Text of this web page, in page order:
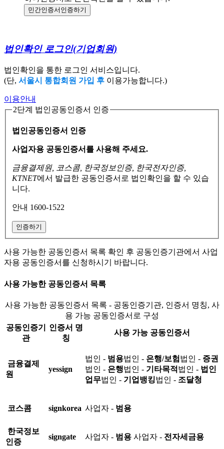
민간인증서 인증하기
법인확인 로그인(기업회원)
법인확인을 통한 로그인 서비스입니다.
(단, 서울시 통합회원 가입 후 이용가능합니다.)
이용안내
2단계 법인공동인증서 인증
법인공동인증서 인증
사업자용 공동인증서를 사용해 주세요.
금융결제원, 코스콤, 한국정보인증, 한국전자인증,
KTNET에서 발급한 공동인증서로 법인확인을 할 수 있습
니다.
안내 1600-1522
인증하기
사용 가능한 공동인증서 목록 확인 후 공동인증기관에서 사업
자용 공동인증서를 신청하시기 바랍니다.
사용 가능한 공동인증서 목록
사용 가능한 공동인증서 목록 - 공동인증기관, 인증서 명칭, 사
용 가능 공동인증서로 구성
공동인증기
관
인증서 명
칭
사용 가능 공동인증서
금융결제
원
yessign
법인 - 범용법인 - 은행/보험 법인 - 증권
법인 - 은행법인 - 기타목적 법인 - 법인
업무법인 - 기업뱅킹법인 - 조달청
코스콤 signkorea 사업자 - 범용
한국정보
인증
signgate 사업자 - 범용 사업자 - 전자세금용